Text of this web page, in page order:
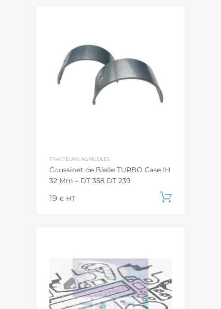
TRACTEURS AGRICOLES
Coussinet de Bielle TURBO Case IH
32 Mm – DT 358 DT 239
19 € HT